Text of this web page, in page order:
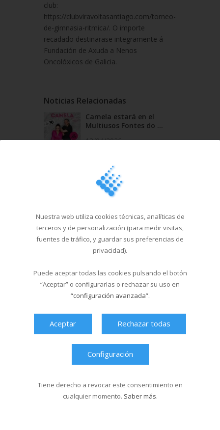
club:
https://clubviravoltasantiago.com/torneo-
de-gimnasia-ritmica/. O importe
recadado destinarase integramente á
Fundación de Axuda a Nenos
Oncolóxicos de Galicia.
Noticias Relacionadas
Camela estará en el
Multiusos Fontes do ...
13/04/2026
Rapants Club, su n...
12/01/2026
información impo...
24/11/2025
El Festival Jaleo! 2026
27/10/2025
Nuestra web utiliza cookies técnicas, analíticas de
terceros y de personalización (para medir visitas,
fuentes de tráfico, y guardar sus preferencias de
privacidad).
Puede aceptar todas las cookies pulsando el botón
“Aceptar” o configurarlas o rechazar su uso en
“configuración avanzada”.
Aceptar Rechazar todas
Configuración
Tiene derecho a revocar este consentimiento en
cualquier momento. Saber más.